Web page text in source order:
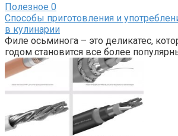
Полезное 0
Способы приготовления и
в кулинарии
Филе осьминога – это деликатес,
годом становится все более